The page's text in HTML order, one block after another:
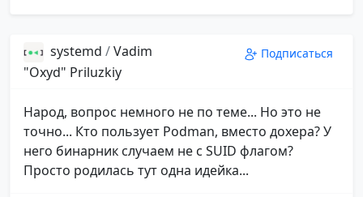
systemd /Vadim
"Oxyd" Priluzkiy
Подписаться
Народ, вопрос немного не по теме... Но это не
точно... Кто пользует Podman, вместо дохера? У
него бинарник случаем не с SUID флагом?
Просто родилась тут одна идейка...